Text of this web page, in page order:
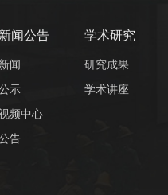
新闻公告
新闻
示
频中心
告
学术研究
研究成果
学术讲座